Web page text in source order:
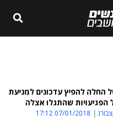
החלה להפיץ עדכונים למניעת
הפגיעויות שהתגלו אצלה
07/01/2018 17:12